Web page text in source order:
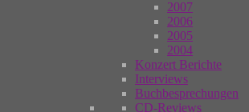
2007
2006
2005
2004
Konzert Berichte
Interviews
Buchbesprechungen
CD-Reviews